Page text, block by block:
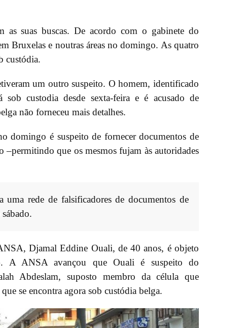
as suas buscas. De acordo com o gabinete do
Bruxelas e noutras áreas no domingo. As quatro
custódia.
um outro suspeito. O homem, identificado
sob custodia desde sexta-feira e é acusado de
não forneceu mais detalhes.
domingo é suspeito de fornecer documentos de
–permitindo que os mesmos fujam às autoridades
uma rede de falsificadores de documentos de
Djamal Eddine Ouali, de 40 anos, é objeto
A ANSA avançou que Ouali é suspeito do
Abdeslam, suposto membro da célula que
que se encontra agora sob custódia belga.